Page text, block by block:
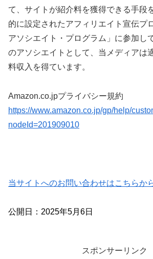
て、サイトが紹介料を獲得できる手段
的に設定されたアフィリエイト宣伝プ
アソシエイト・プログラム」に参加し
のアソシエイトとして、当メディアは
料収入を得ています。
Amazon.co.jpプライバシー規約
https://www.amazon.co.jp/gp/help/
nodeId=201909010
当サイトへのお問い合わせはこちらから
公開日：2025年5月6日
スポンサーリンク